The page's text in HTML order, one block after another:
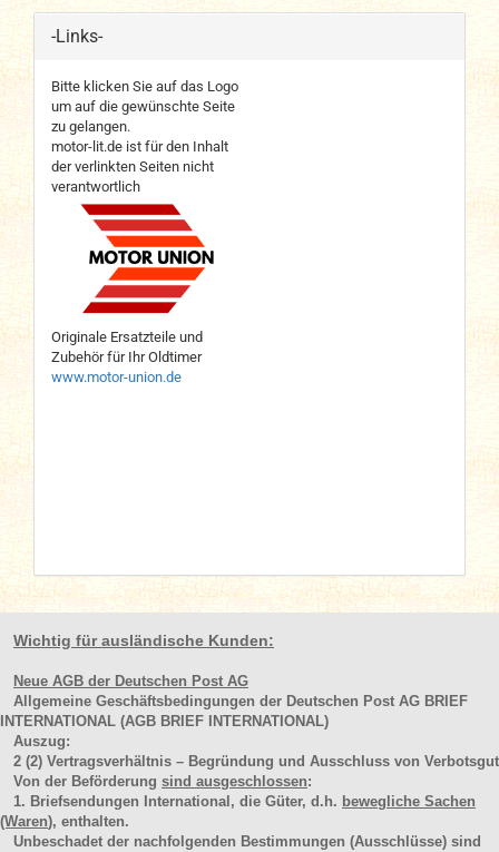
-Links-
Bitte klicken Sie auf das Logo
um auf die gewünschte Seite
zu gelangen.
motor-lit.de ist für den Inhalt
der verlinkten Seiten nicht
verantwortlich
Originale Ersatzteile und
Zubehör für Ihr Oldtimer
www.motor-union.de
Wichtig für ausländische Kunden:
Neue AGB der Deutschen Post AG
Allgemeine Geschäftsbedingungen der Deutschen Post AG BRIEF
INTERNATIONAL (AGB BRIEF INTERNATIONAL)
Auszug:
2 (2) Vertragsverhältnis – Begründung und Ausschluss von Verbotsgut
Von der Beförderung sind ausgeschlossen:
1. Briefsendungen International, die Güter, d.h. bewegliche Sachen
(Waren), enthalten.
Unbeschadet der nachfolgenden Bestimmungen (Ausschlüsse) sind